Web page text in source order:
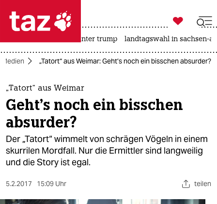
 taz zahl ich
taz zahl ich
themen
politik
öko
gesellschaft
sport

taz zahl ich
usa unter trump landtagswahl in sachsen-
Medien „Tatort“ aus Weimar: Geht’s noch ein bisschen absurder?
„Tatort“ aus Weimar
Geht’s noch ein bisschen
absurder?
Der „Tatort“ wimmelt von schrägen Vögeln in einem
skurrilen Mordfall. Nur die Ermittler sind langweilig
und die Story ist egal.
5.2.2017 15:09 Uhr teilen